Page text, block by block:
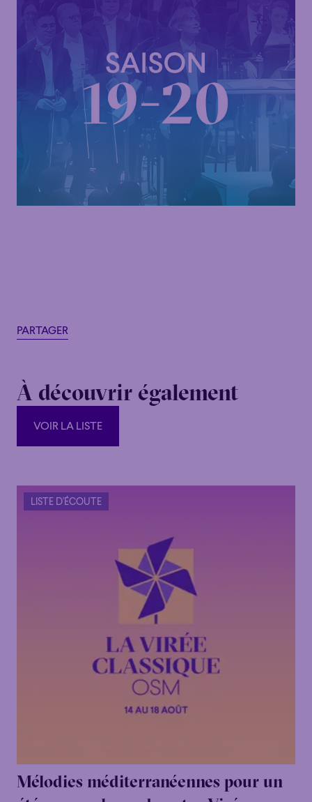
PARTAGER
À découvrir également
VOIR LA LISTE
VOIR LA LISTE
LISTE D'ÉCOUTE
Mélodies méditerranéennes pour un